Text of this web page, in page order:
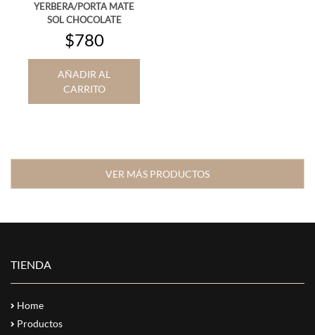
YERBERA/PORTA MATE
SOL CHOCOLATE
$780
AÑADIR AL
CARRITO
VER MÁS PRODUCTOS
TIENDA
Home
Productos